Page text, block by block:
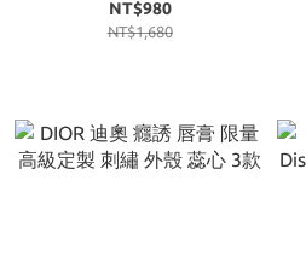
NT$980
NT$1,680